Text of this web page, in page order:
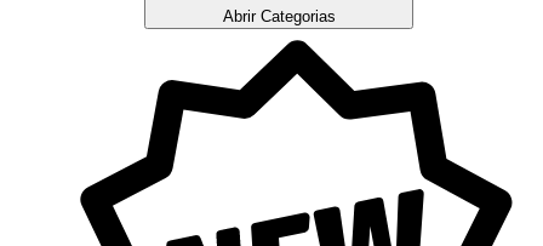
Abrir Categorias